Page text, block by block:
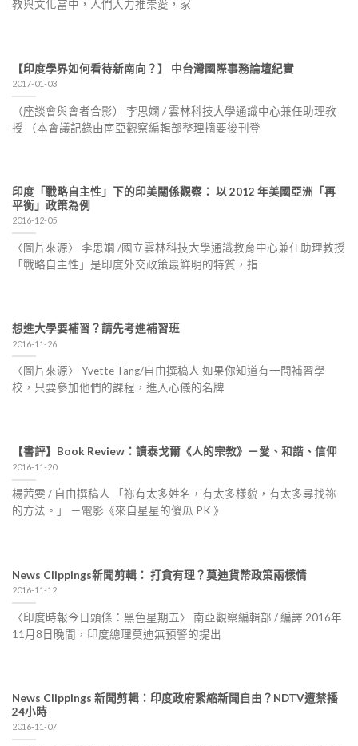
教與文化當中，人們大力推崇愛，家
【印度學界如何看待新南向？】 中台灣國際事務論壇紀實
2017-01-03
（座談會與會者合影） 李思嫻 / 雲林科技大學通識中心兼任助理教
授 （本會議記錄由南亞觀察編輯部整理摘要後刊登
印度「戰略自主性」下的印美關係觀察： 以 2012 年美國亞洲「再
平衡」政策為例
2016-12-05
〈圖片來源〉 李思嫺 /國立雲林科技大學通識教育中心兼任助理教授
「戰略自主性」是印度外交政策最鮮明的特質，指
想進大學要補習？請先考進補習班
2016-11-26
〈圖片來源〉 Yvette Tang/自由撰稿人 如果你知道有一間補習學
校，只要參加他們的課程，進入心儀的名牌
【書評】Book Review：讀泰戈爾《人的宗教》－愛、和諧、信仰
2016-11-20
楊茜雯 / 自由撰稿人 「祢有太多姓名，有太多樣貌，有太多尋找祢
的方法。」 －電影《來自星星的傻瓜 PK 》
News Clippings新聞剪輯： 打貪有理？莫迪貨幣政策兩樣情
2016-11-12
〈印度時報今日頭條：黑色星期五〉 南亞觀察編輯部 / 編譯 2016年
11月8日晚間，印度總理莫迪無預警的提出
News Clippings 新聞剪輯：印度政府緊縮新聞自由？NDTV遭禁播
24小時
2016-11-07